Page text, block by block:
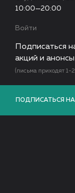
10:00—20:00
Войти
Подписаться
акций и
(письма приходят 1-
ПОДПИСАТЬСЯ